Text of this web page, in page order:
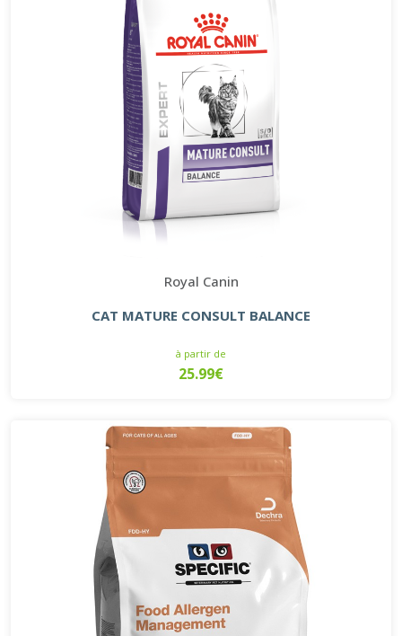
Royal Canin
CAT MATURE CONSULT BALANCE
à partir de
25.99€